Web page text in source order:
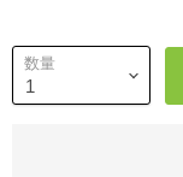
数量